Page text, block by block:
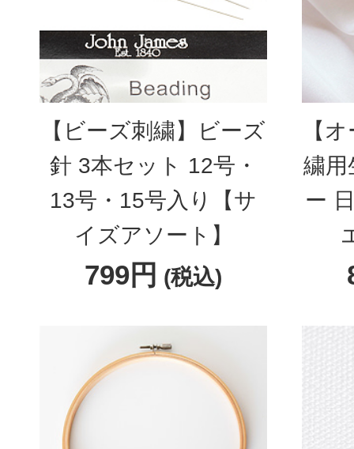
【ビーズ刺繍】ビーズ
針 3本セット 12号・
13号・15号入り【サ
イズアソート】
799円 (税込)
【
繍用
ー